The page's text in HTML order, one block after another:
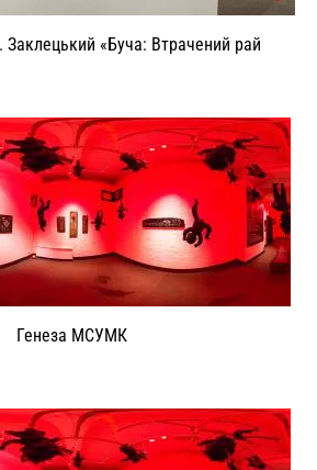
Заклецький «Буча: Втрачений рай
Генеза МСУМК